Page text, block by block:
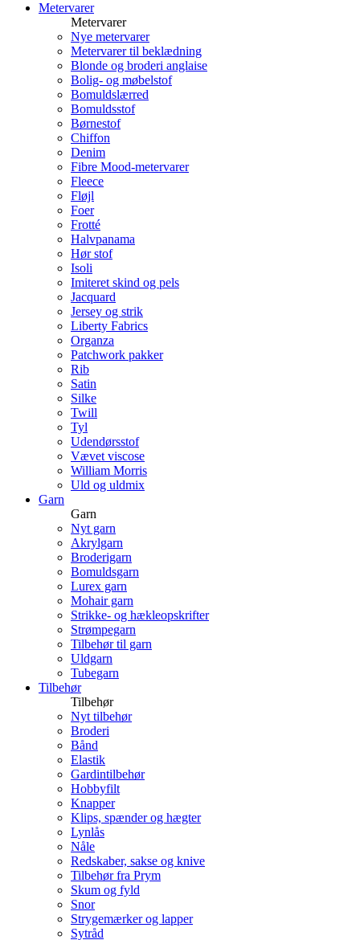
Metervarer
Metervarer
Nye metervarer
Metervarer til beklædning
Blonde og broderi anglaise
Bolig- og møbelstof
Bomuldslærred
Bomuldsstof
Børnestof
Chiffon
Denim
Fibre Mood-metervarer
Fleece
Fløjl
Foer
Frotté
Halvpanama
Hør stof
Isoli
Imiteret skind og pels
Jacquard
Jersey og strik
Liberty Fabrics
Organza
Patchwork pakker
Rib
Satin
Silke
Twill
Tyl
Udendørsstof
Vævet viscose
William Morris
Uld og uldmix
Garn
Garn
Nyt garn
Akrylgarn
Broderigarn
Bomuldsgarn
Lurex garn
Mohair garn
Strikke- og hækleopskrifter
Strømpegarn
Tilbehør til garn
Uldgarn
Tubegarn
Tilbehør
Tilbehør
Nyt tilbehør
Broderi
Bånd
Elastik
Gardintilbehør
Hobbyfilt
Knapper
Klips, spænder og hægter
Lynlås
Nåle
Redskaber, sakse og knive
Tilbehør fra Prym
Skum og fyld
Snor
Strygemærker og lapper
Sytråd